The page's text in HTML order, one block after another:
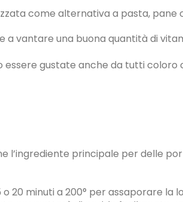
come alternativa a pasta, pane
a vantare una buona quantità di
essere gustate anche da tutti coloro
l’ingrediente principale per delle
20 minuti a 200° per assaporare la